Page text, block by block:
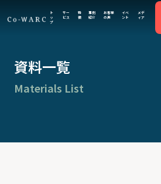
ト
ッ
プ
サー
ビス
特
徴
事例
紹介
お客様
の声
イベ
ント
メデ
ィア
トップ
資料一覧
Materials List